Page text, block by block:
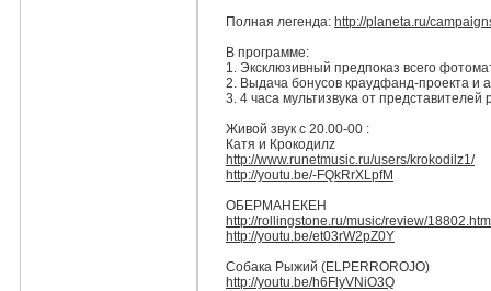
Полная легенда: http://planeta.ru/
В программе:
1. Эксклюзивный предпоказ всего
2. Выдача бонусов краудфанд-проекта и
3. 4 часа мультизвука от
Живой звук с 20.00-00 :
Катя и Крокодилz
http://www.runetmusic.ru/users/krokodilz1/
http://youtu.be/-FQkRrXLpfM
ОБЕРМАНЕКЕН
http://rollingstone.ru/music/review/
http://youtu.be/et03rW2pZ0Y
Собака Рыжий (ELPERROROJO)
http://youtu.be/h6FlyVNiO3Q